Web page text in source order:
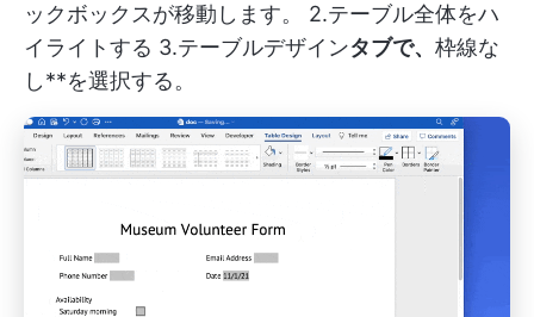
ックボックスが移動します。 2.テーブル全体をハ
イライトする 3.テーブルデザインタブで、 枠線な
し**を選択する。